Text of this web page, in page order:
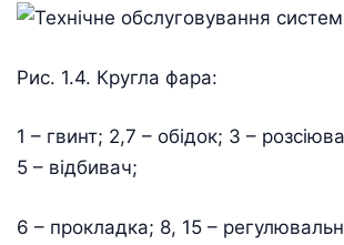
Рис. 1.4. Кругла фара:
1 – гвинт; 2,7 – обідок; 3 –
5 – відбивач;
6 – прокладка; 8, 15 –